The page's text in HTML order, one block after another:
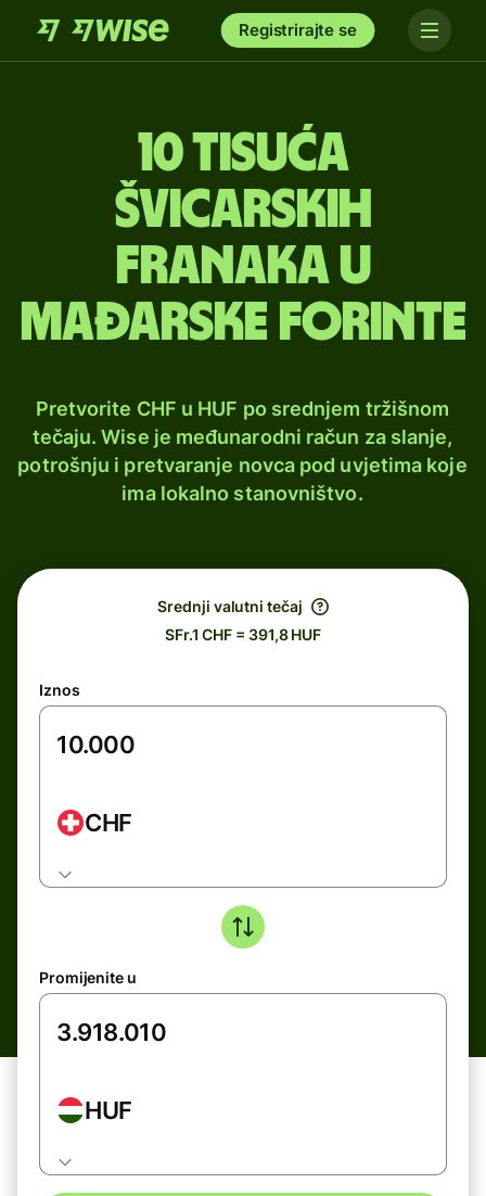
Registrirajte se
10 tisuća
švicarskih
franaka u
mađarske forinte
Pretvorite CHF u HUF po srednjem tržišnom
tečaju. Wise je međunarodni račun za slanje,
potrošnju i pretvaranje novca pod uvjetima koje
ima lokalno stanovništvo.
Srednji valutni tečaj
SFr.1 CHF = 391,8 HUF
Iznos
CHF
Promijenite u
HUF